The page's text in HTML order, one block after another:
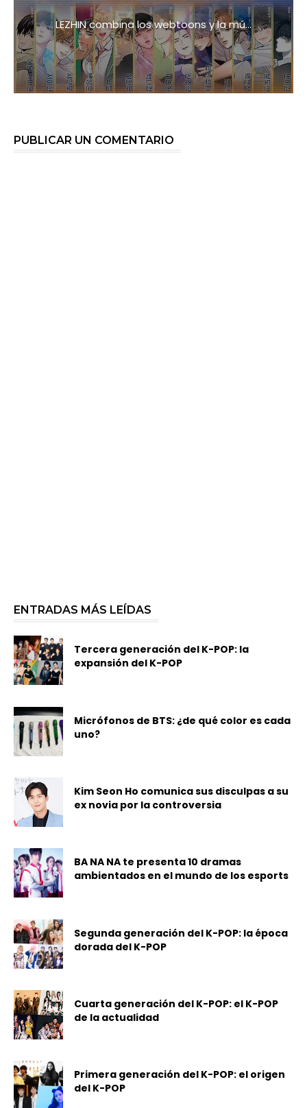
LEZHIN combina los webtoons y la mú...
PUBLICAR UN COMENTARIO
ENTRADAS MÁS LEÍDAS
Tercera generación del K-POP: la
expansión del K-POP
Micrófonos de BTS: ¿de qué color es cada
uno?
Kim Seon Ho comunica sus disculpas a su
ex novia por la controversia
BA NA NA te presenta 10 dramas
ambientados en el mundo de los esports
Segunda generación del K-POP: la época
dorada del K-POP
Cuarta generación del K-POP: el K-POP
de la actualidad
Primera generación del K-POP: el origen
del K-POP